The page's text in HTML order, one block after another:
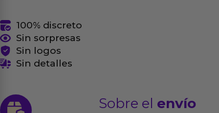
100% discreto
Sin sorpresas
Sin logos
Sin detalles
Sobre el envío